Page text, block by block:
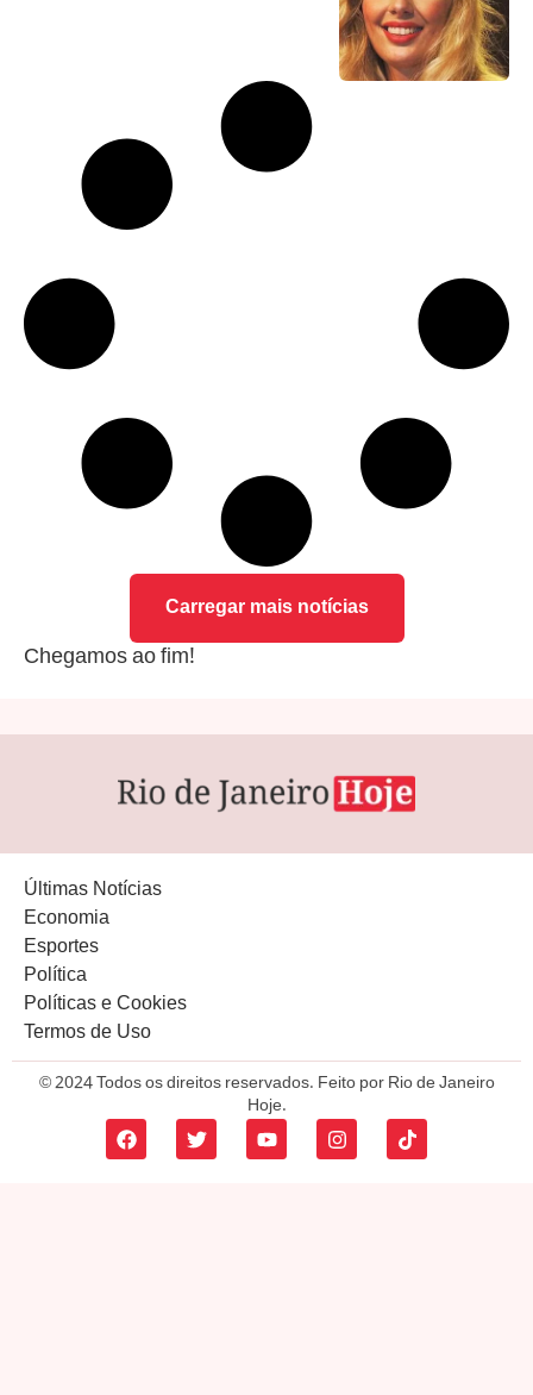
Carregar mais notícias
Chegamos ao fim!
Últimas Notícias
Economia
Esportes
Política
Políticas e Cookies
Termos de Uso
© 2024 Todos os direitos reservados. Feito por Rio de Janeiro
Hoje.